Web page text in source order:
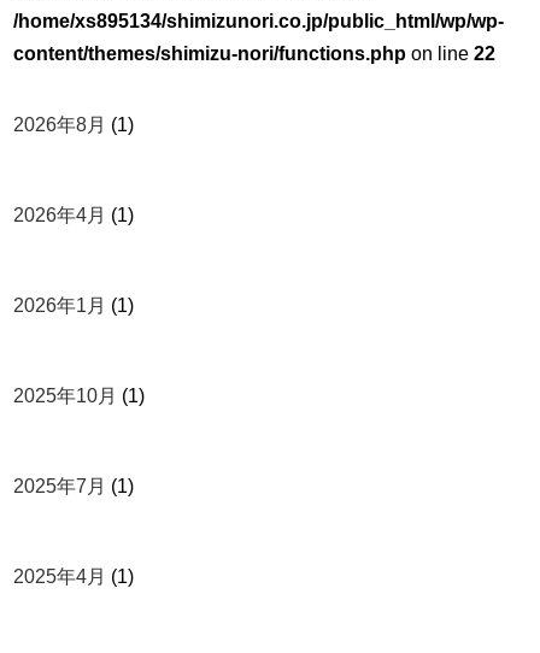
/home/xs895134/shimizunori.co.jp/public_html/wp/wp-
content/themes/shimizu-nori/functions.php on line22
2026年8月 (1)
2026年4月 (1)
2026年1月 (1)
2025年10月 (1)
2025年7月 (1)
2025年4月 (1)